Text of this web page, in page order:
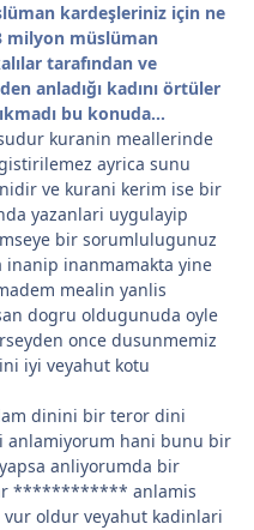
kardeşleriniz için ne
milyon müslüman
tarafından ve
anladığı kadını örtüler
bu konuda...
kuranin meallerinde
ayrica sunu
ve kurani kerim ise bir
yazanlari uygulayip
bir sorumlulugunuz
inanip inanmamakta yine
mealin yanlis
dogru oldugunuda oyle
once dusunmemiz
iyi veyahut kotu
dinini bir teror dini
anlamiyorum hani bunu bir
anliyorumda bir
************ anlamis
oldur veyahut kadinlari